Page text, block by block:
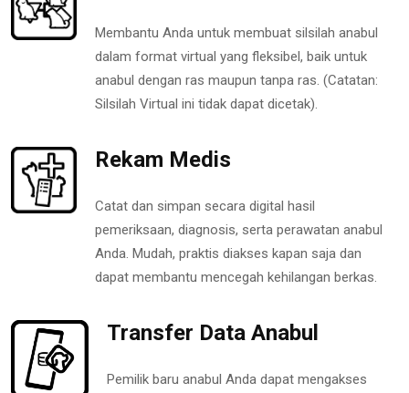
Membantu Anda untuk membuat silsilah anabul
dalam format virtual yang fleksibel, baik untuk
anabul dengan ras maupun tanpa ras. (Catatan:
Silsilah Virtual ini tidak dapat dicetak).
Rekam Medis
Catat dan simpan secara digital hasil
pemeriksaan, diagnosis, serta perawatan anabul
Anda. Mudah, praktis diakses kapan saja dan
dapat membantu mencegah kehilangan berkas.
Transfer Data Anabul
Pemilik baru anabul Anda dapat mengakses